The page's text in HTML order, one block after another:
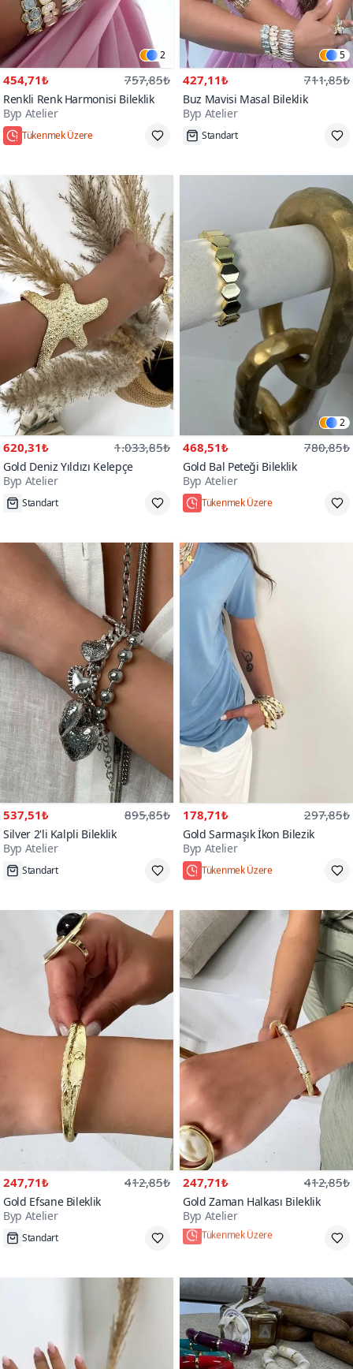
2
454,71₺ 757,85₺
Renkli Renk Harmonisi Bileklik
Byp Atelier
Tükenmek Üzere
5
427,11₺ 711,85₺
Buz Mavisi Masal Bileklik
Byp Atelier
Standart
620,31₺ 1.033,85₺
Gold Deniz Yıldızı Kelepçe
Byp Atelier
Standart
2
468,51₺ 780,85₺
Gold Bal Peteği Bileklik
Byp Atelier
Tükenmek Üzere
537,51₺ 895,85₺
Silver 2'li Kalpli Bileklik
Byp Atelier
Standart
178,71₺ 297,85₺
Gold Sarmaşık İkon Bilezik
Byp Atelier
Tükenmek Üzere
247,71₺ 412,85₺
Gold Efsane Bileklik
Byp Atelier
Standart
247,71₺ 412,85₺
Gold Zaman Halkası Bileklik
Byp Atelier
Tükenmek Üzere